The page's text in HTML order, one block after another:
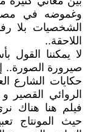
وغموضه في
الشخصيات بلا
اللاحقة..
لا يمكننا
صيرورة الصورة..
حكايات الشارع
الروائي القصير
فيلم هنا هناك
حيث المونتاج